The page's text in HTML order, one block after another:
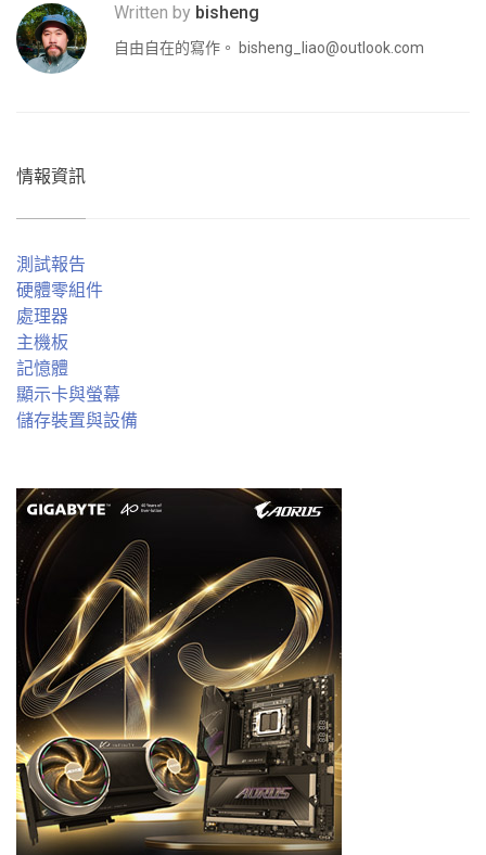
Written by bisheng
自由自在的寫作。 bisheng_liao@outlook.com
情報資訊
測試報告
硬體零組件
處理器
主機板
記憶體
顯示卡與螢幕
儲存裝置與設備